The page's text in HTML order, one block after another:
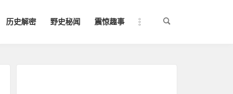
历史解密 野史秘闻 震惊趣事